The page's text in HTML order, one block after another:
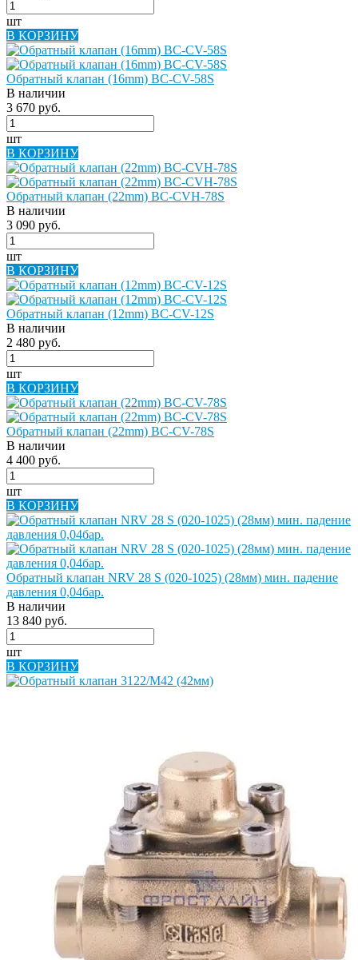
шт
В КОРЗИНУ
Обратный клапан (16mm) BC-CV-58S
В наличии
3 670 руб.
шт
В КОРЗИНУ
Обратный клапан (22mm) BC-CVH-78S
В наличии
3 090 руб.
шт
В КОРЗИНУ
Обратный клапан (12mm) BC-CV-12S
В наличии
2 480 руб.
шт
В КОРЗИНУ
Обратный клапан (22mm) BC-CV-78S
В наличии
4 400 руб.
шт
В КОРЗИНУ
Обратный клапан NRV 28 S (020-1025) (28мм) мин. падение
давления 0,04бар.
В наличии
13 840 руб.
шт
В КОРЗИНУ